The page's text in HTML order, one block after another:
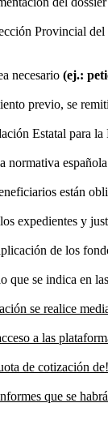
Provincial
necesario (ej.:
previo, se
Estatal para la
normativa
están
expedientes y
de los
que se indica en
se realice
a las
de cotización
que se